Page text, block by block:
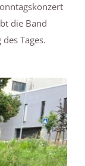
die Band
Tages.